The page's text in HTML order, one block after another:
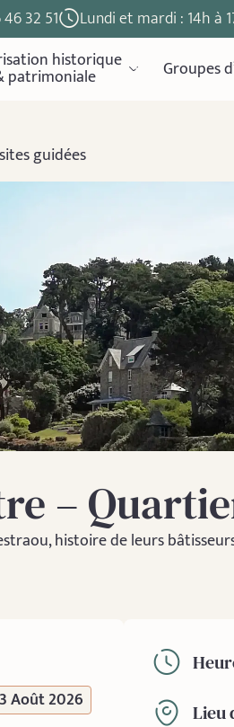
32 51 Lundi et mardi : 14h à
historique
patrimoniale Groupes
guidées
–
histoire de leurs
Août 2026
Lieu